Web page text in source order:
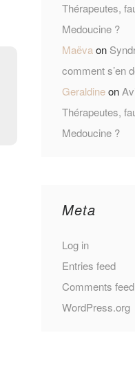
Thérapeutes,
Medoucine ?
Maëvaon
comment s’en
Geraldineon
Thérapeutes,
Medoucine ?
Meta
Log in
Entries feed
Comments feed
WordPress.org